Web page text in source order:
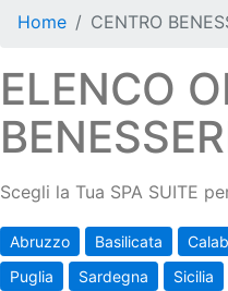
Home CENTRO
ELENCO
Scegli la Tua SPA SUITE
Abruzzo Basilicata
Puglia
Sardegna Sicilia